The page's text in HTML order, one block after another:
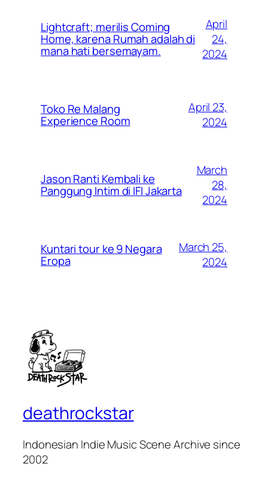
Lightcraft; merilis Coming
Home, karena Rumah adalah di
mana hati bersemayam.
April
24,
2024
Toko Re Malang
Experience Room
April 23,
2024
Jason Ranti Kembali ke
Panggung Intim di IFI Jakarta
March
28,
2024
Kuntari tour ke 9 Negara
Eropa
March 25,
2024
deathrockstar
Indonesian Indie Music Scene Archive since
2002